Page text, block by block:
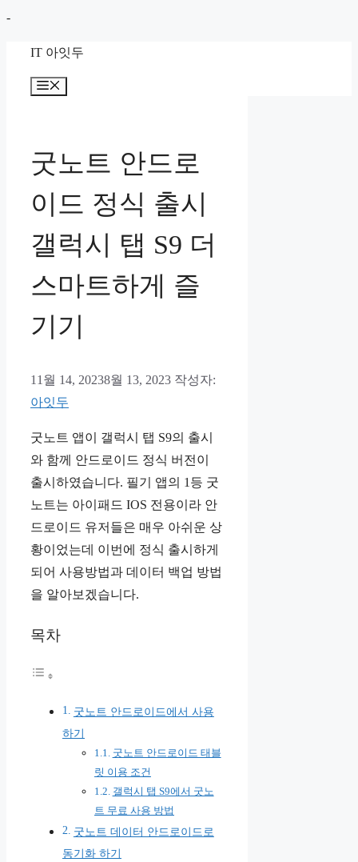
-컨
IT 아잇두
뉴
굿노트 안드로
이드 정식 출시
갤럭시 탭 S9 더
스마트하게 즐
기기
11월 14, 20238월 13, 2023 작성자:
아잇두
굿노트 앱이 갤럭시 탭 S9의 출시
와 함께 안드로이드 정식 버전이
출시하였습니다. 필기 앱의 1등 굿
노트는 아이패드 IOS 전용이라 안
드로이드 유저들은 매우 아쉬운 상
황이었는데 이번에 정식 출시하게
되어 사용방법과 데이터 백업 방법
을 알아보겠습니다.
목차
굿노트 안드로이드에서 사용
하기
굿노트 안드로이드 태블
릿 이용 조건
갤럭시 탭 S9에서 굿노
트 무료 사용 방법
굿노트 데이터 안드로이드로
동기화 하기